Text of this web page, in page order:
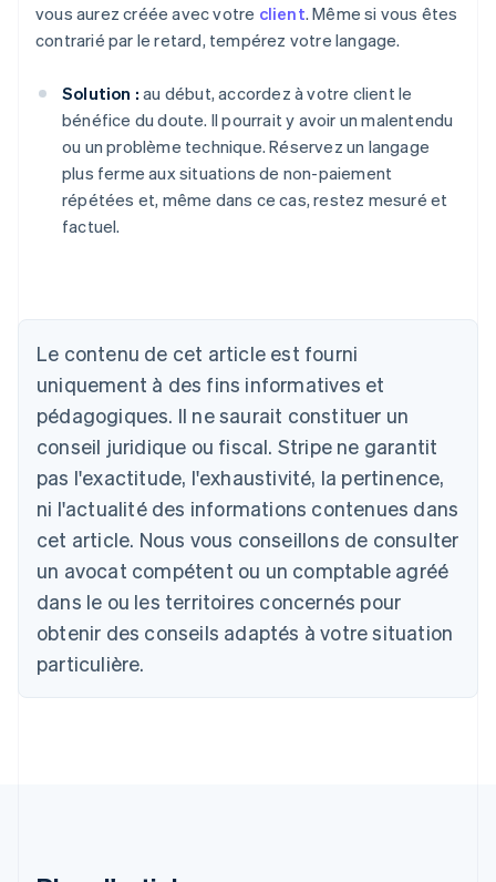
vous aurez créée avec votre client. Même si vous êtes
contrarié par le retard, tempérez votre langage.
Solution : au début, accordez à votre client le
bénéfice du doute. Il pourrait y avoir un malentendu
ou un problème technique. Réservez un langage
plus ferme aux situations de non-paiement
répétées et, même dans ce cas, restez mesuré et
factuel.
Le contenu de cet article est fourni
uniquement à des fins informatives et
pédagogiques. Il ne saurait constituer un
conseil juridique ou fiscal. Stripe ne garantit
pas l'exactitude, l'exhaustivité, la pertinence,
ni l'actualité des informations contenues dans
cet article. Nous vous conseillons de consulter
un avocat compétent ou un comptable agréé
dans le ou les territoires concernés pour
obtenir des conseils adaptés à votre situation
particulière.
Allemagne
DeutschEnglish
Australie
English
Autriche
Deutsch English
Belgique
NederlandsFrançaisDeutschEnglish
Brésil
Bulgarie
English
Canada
EnglishFrançais
Chine continentale